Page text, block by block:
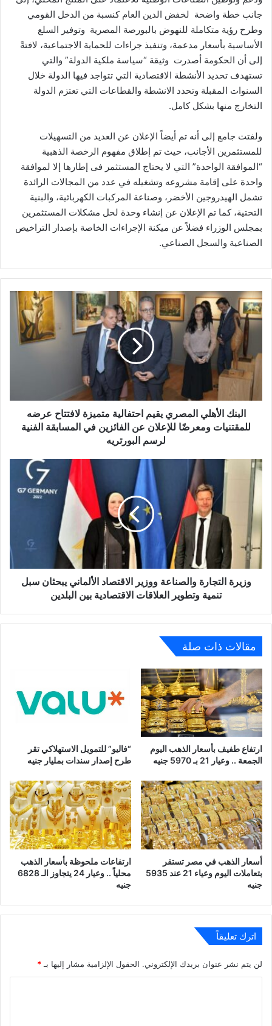
جانب خطة واضحة لخفض الدین العام كنسبة من الدخل القومي
وطرح رؤیة متكاملة للنھوض بالبورصة المصریة وتوفیر السلع
الأساسیة بأسعار مدعمة، وتنفيذ جراءات للحمایة الاجتماعیة، لافتةً
إلى أن الحكومة أصدرت وثیقة “سیاسة ملكیة الدولة” والتي
تستھدف تحدید الأنشطة الاقتصادیة التي تتواجد فیھا الدولة خلال
السنوات المقبلة وتحدد الانشطة والقطاعات التي تعتزم الدولة
التخارج منھا بشكل كامل.
ولفتت جامع إلى أنه تم أيضاً الإعلان عن العدید من التسھیلات
للمستثمرین الأجانب، حیث تم إطلاق مفھوم الرخصة الذھبیة
“الموافقة الواحدة” التي لا یحتاج المستثمر فى إطارھا إلا لموافقة
واحدة على إقامة مشروعه وتشغیله في عدد من المجالات الرائدة
تشمل الھیدروجین الأخضر، وصناعة المركبات الكھربائیة، والبنیة
التحتیة، كما تم الإعلان عن إنشاء وحدة لحل مشكلات المستثمرین
بمجلس الوزراء فضلاً عن میكنة الإجراءات الخاصة بإصدار التراخیص
الصناعیة والسجل الصناعي.
البنك
الأهلي
المصري
احتفالية
متميزة لافتتاح عرضه
للمقتنيات
ومعرضًا للإعلان
عن
الفائزين
لرسم
البورتريه
البنك الأهلي المصري يقيم احتفالية متميزة لافتتاح عرضه
للمقتنيات ومعرضًا للإعلان عن الفائزين في المسابقة الفنية
لرسم البورتريه
وزيرة
التجارة
والصناعة
ووزير
الاقتصاد
الألماني
يبحثان
سبل
تنمية
وتطوير
وزيرة التجارة والصناعة ووزير الاقتصاد الألماني يبحثان سبل
تنمية وتطوير العلاقات الاقتصادية بين البلدين
مقالات ذات صلة
ارتفاع طفيف بأسعار الذهب اليوم
الجمعة .. وعيار 21 بـ 5970 جنيه
“فاليو” للتمويل الاستهلاكي تقر
طرح إصدار سندات بمليار جنيه
أسعار الذهب في مصر تستقر
بتعاملات اليوم وعياء 21 عند 5935
جنيه
ارتفاعات ملحوظة بأسعار الذهب
محلياً .. وعيار 24 يتجاوز الـ 6828
جنيه
اترك تعليقاً
لن يتم نشر عنوان بريدك الإلكتروني. الحقول الإلزامية مشار إليها بـ*